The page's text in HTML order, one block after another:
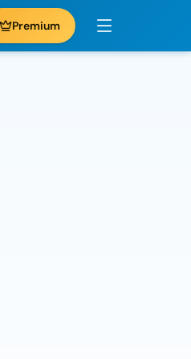
Premium